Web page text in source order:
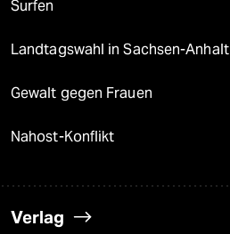
Surfen
Landtagswahl in Sachsen-Anhalt
Gewalt gegen Frauen
Nahost-Konflikt
Verlag